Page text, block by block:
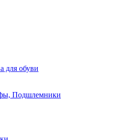
для обуви
Подшлемники